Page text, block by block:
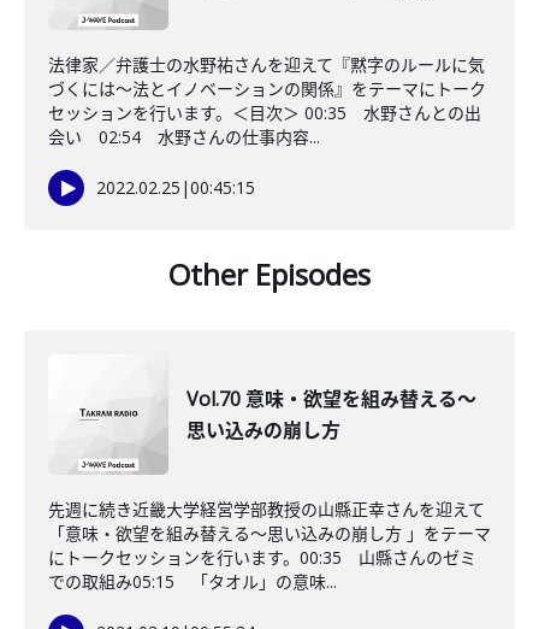
法律家／弁護士の水野祐さんを迎えて『黙字のルールに気
づくには～法とイノベーションの関係』をテーマにトーク
セッションを行います。＜目次＞ 00:35 水野さんとの出
会い 02:54 水野さんの仕事内容...
2022.02.25 |00:45:15
Other Episodes
Vol.70 意味・欲望を組み替える～
思い込みの崩し方
先週に続き近畿大学経営学部教授の山縣正幸さんを迎えて
「意味・欲望を組み替える～思い込みの崩し方 」をテーマ
にトークセッションを行います。00:35 山縣さんのゼミ
での取組み05:15 「タオル」の意味...